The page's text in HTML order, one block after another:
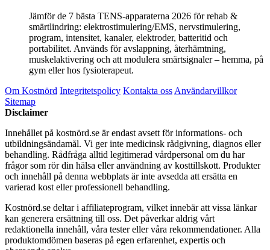
Jämför de 7 bästa TENS-apparaterna 2026 för rehab &
smärtlindring: elektrostimulering/EMS, nervstimulering,
program, intensitet, kanaler, elektroder, batteritid och
portabilitet. Används för avslappning, återhämtning,
muskelaktivering och att modulera smärtsignaler – hemma, på
gym eller hos fysioterapeut.
Om Kostnörd Integritetspolicy Kontakta oss Användarvillkor
Sitemap
Disclaimer
Innehållet på kostnörd.se är endast avsett för informations- och
utbildningsändamål. Vi ger inte medicinsk rådgivning, diagnos eller
behandling. Rådfråga alltid legitimerad vårdpersonal om du har
frågor som rör din hälsa eller användning av kosttillskott. Produkter
och innehåll på denna webbplats är inte avsedda att ersätta en
varierad kost eller professionell behandling.
Kostnörd.se deltar i affiliateprogram, vilket innebär att vissa länkar
kan generera ersättning till oss. Det påverkar aldrig vårt
redaktionella innehåll, våra tester eller våra rekommendationer. Alla
produktomdömen baseras på egen erfarenhet, expertis och